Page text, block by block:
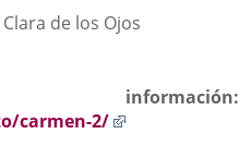
de los Ojos
carmen-2/